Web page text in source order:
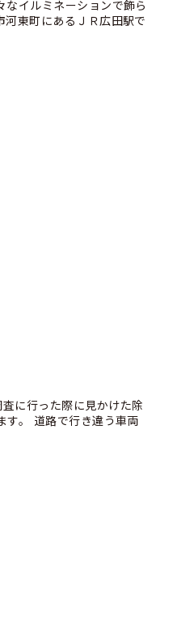
イルミネーションで飾ら
東町にあるＪＲ広田駅で
に行った際に見かけた除
す。 道路で行き違う車両